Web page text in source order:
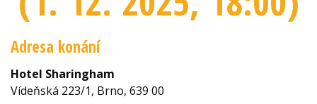
Adresa konání
Hotel Sharingham
Vídeňská 223/1, Brno, 639 00